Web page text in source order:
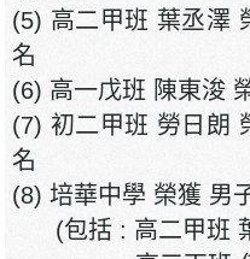
(5) 高二甲班 葉丞澤
名
(6) 高一戊班 陳東浚
(7) 初二甲班 勞日朗
名
(8) 培華中學 榮獲 男
(包括 : 高二甲班